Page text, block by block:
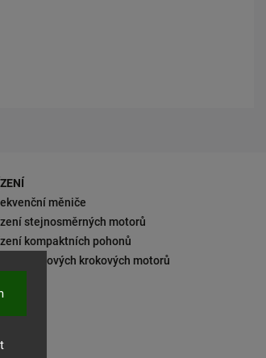
měniče
stejnosměrných motorů
kompaktních pohonů
2fázových krokových motorů